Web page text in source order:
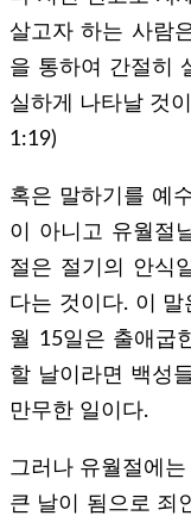
살고자 하는 사람
을 통하여 간절히
실하게 나타날 것
1:19)
혹은 말하기를 예
이 아니고 유월절
절은 절기의 안식
다는 것이다. 이
월 15일은 출애굽
할 날이라면 백성
만무한 일이다.
그러나 유월절에
큰 날이 됨으로 죄